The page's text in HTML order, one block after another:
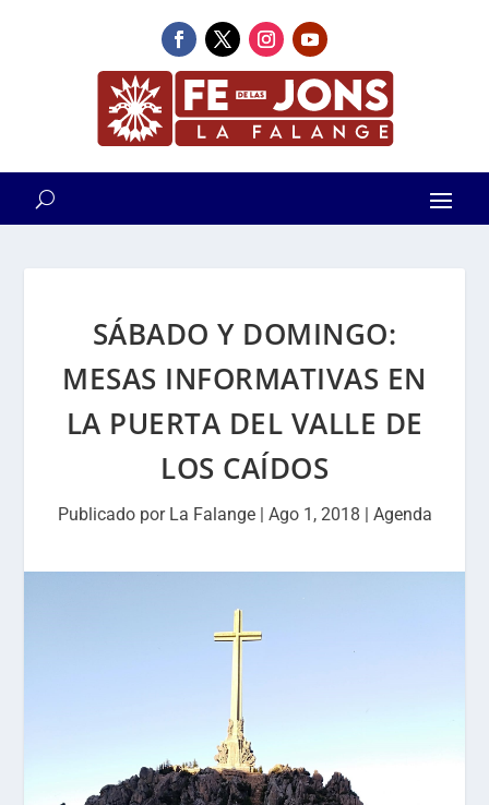
SÁBADO Y DOMINGO:
MESAS INFORMATIVAS EN
LA PUERTA DEL VALLE DE
LOS CAÍDOS
Publicado por La Falange| Ago 1, 2018 | Agenda